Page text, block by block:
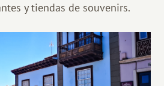
y tiendas de souvenirs.